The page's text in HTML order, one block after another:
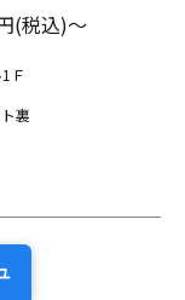
(税込)～
Ｆ
裏